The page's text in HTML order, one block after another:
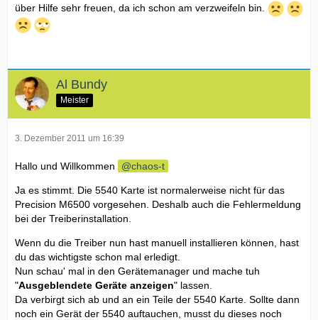
über Hilfe sehr freuen, da ich schon am verzweifeln bin.
Al Bundy
Meister
3. Dezember 2011 um 16:39
Hallo und Willkommen chaos-t
Ja es stimmt. Die 5540 Karte ist normalerweise nicht für das
Precision M6500 vorgesehen. Deshalb auch die Fehlermeldung
bei der Treiberinstallation.
Wenn du die Treiber nun hast manuell installieren können, hast
du das wichtigste schon mal erledigt.
Nun schau' mal in den Gerätemanager und mache tuh
"Ausgeblendete Geräte anzeigen" lassen.
Da verbirgt sich ab und an ein Teile der 5540 Karte. Sollte dann
noch ein Gerät der 5540 auftauchen, musst du dieses noch